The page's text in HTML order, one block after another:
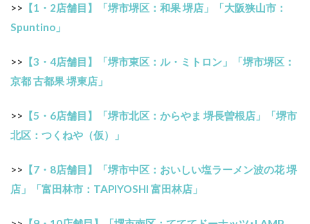
>> 【1・2店舗目】「堺市堺区：和果 堺店」「大阪狭山市：
Spuntino」
>> 【3・4店舗目】「堺市東区：ル・ミトロン」「堺市堺区：
京都 古都果 堺東店」
>> 【5・6店舗目】「堺市北区：からやま 堺長曽根店」「堺市
北区：つくねや（仮）」
>> 【7・8店舗目】「堺市中区：おいしい塩ラーメン波の花 堺
店」「富田林市：TAPIYOSHI 富田林店」